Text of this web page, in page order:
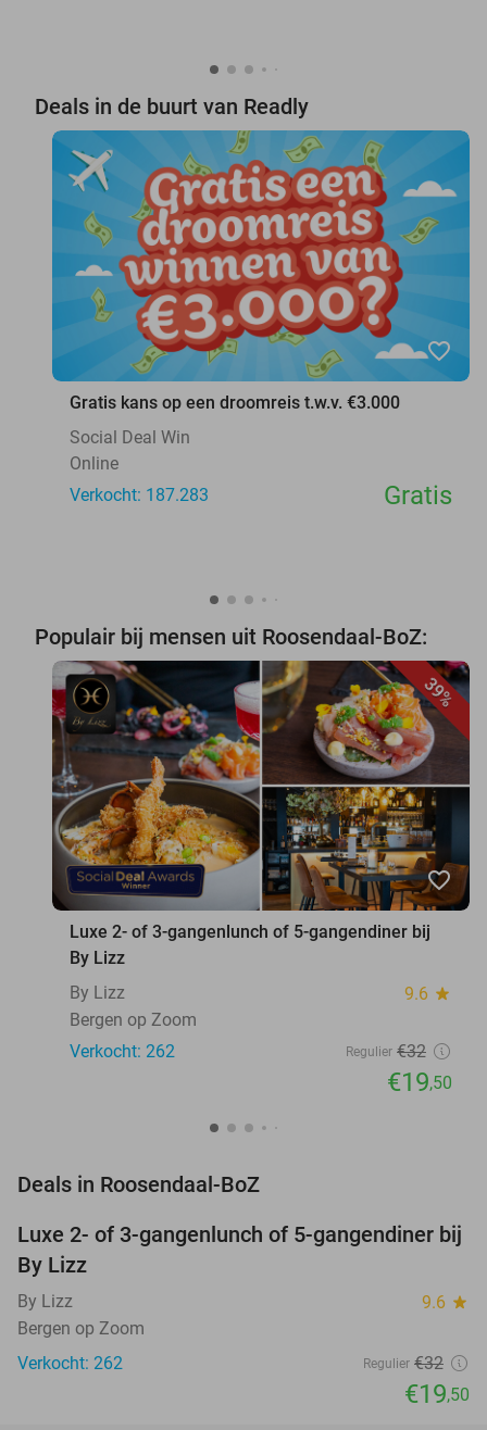
Deals in de buurt van Readly
favorite_border
Gratis kans op een droomreis t.w.v. €3.000
Social Deal Win
Online
Verkocht: 187.283
Gratis
Populair bij mensen uit Roosendaal-BoZ:
39%
favorite_border
Luxe 2- of 3-gangenlunch of 5-gangendiner bij
By Lizz
By Lizz
9.6 star
Bergen op Zoom
Verkocht: 262
Regulier €32
€19,50
Deals in Roosendaal-BoZ
39%
Luxe 2- of 3-gangenlunch of 5-gangendiner bij
By Lizz
By Lizz 9.6 star
Bergen op Zoom
Verkocht: 262
Regulier €32
€19,50